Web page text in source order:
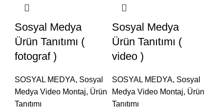
Sosyal Medya
Ürün Tanıtımı (
fotograf )
SOSYAL MEDYA, Sosyal
Medya Video Montaj, Ürün
Tanıtımı
Sosyal Medya
Ürün Tanıtımı (
video )
SOSYAL MEDYA, Sosyal
Medya Video Montaj, Ürün
Tanıtımı